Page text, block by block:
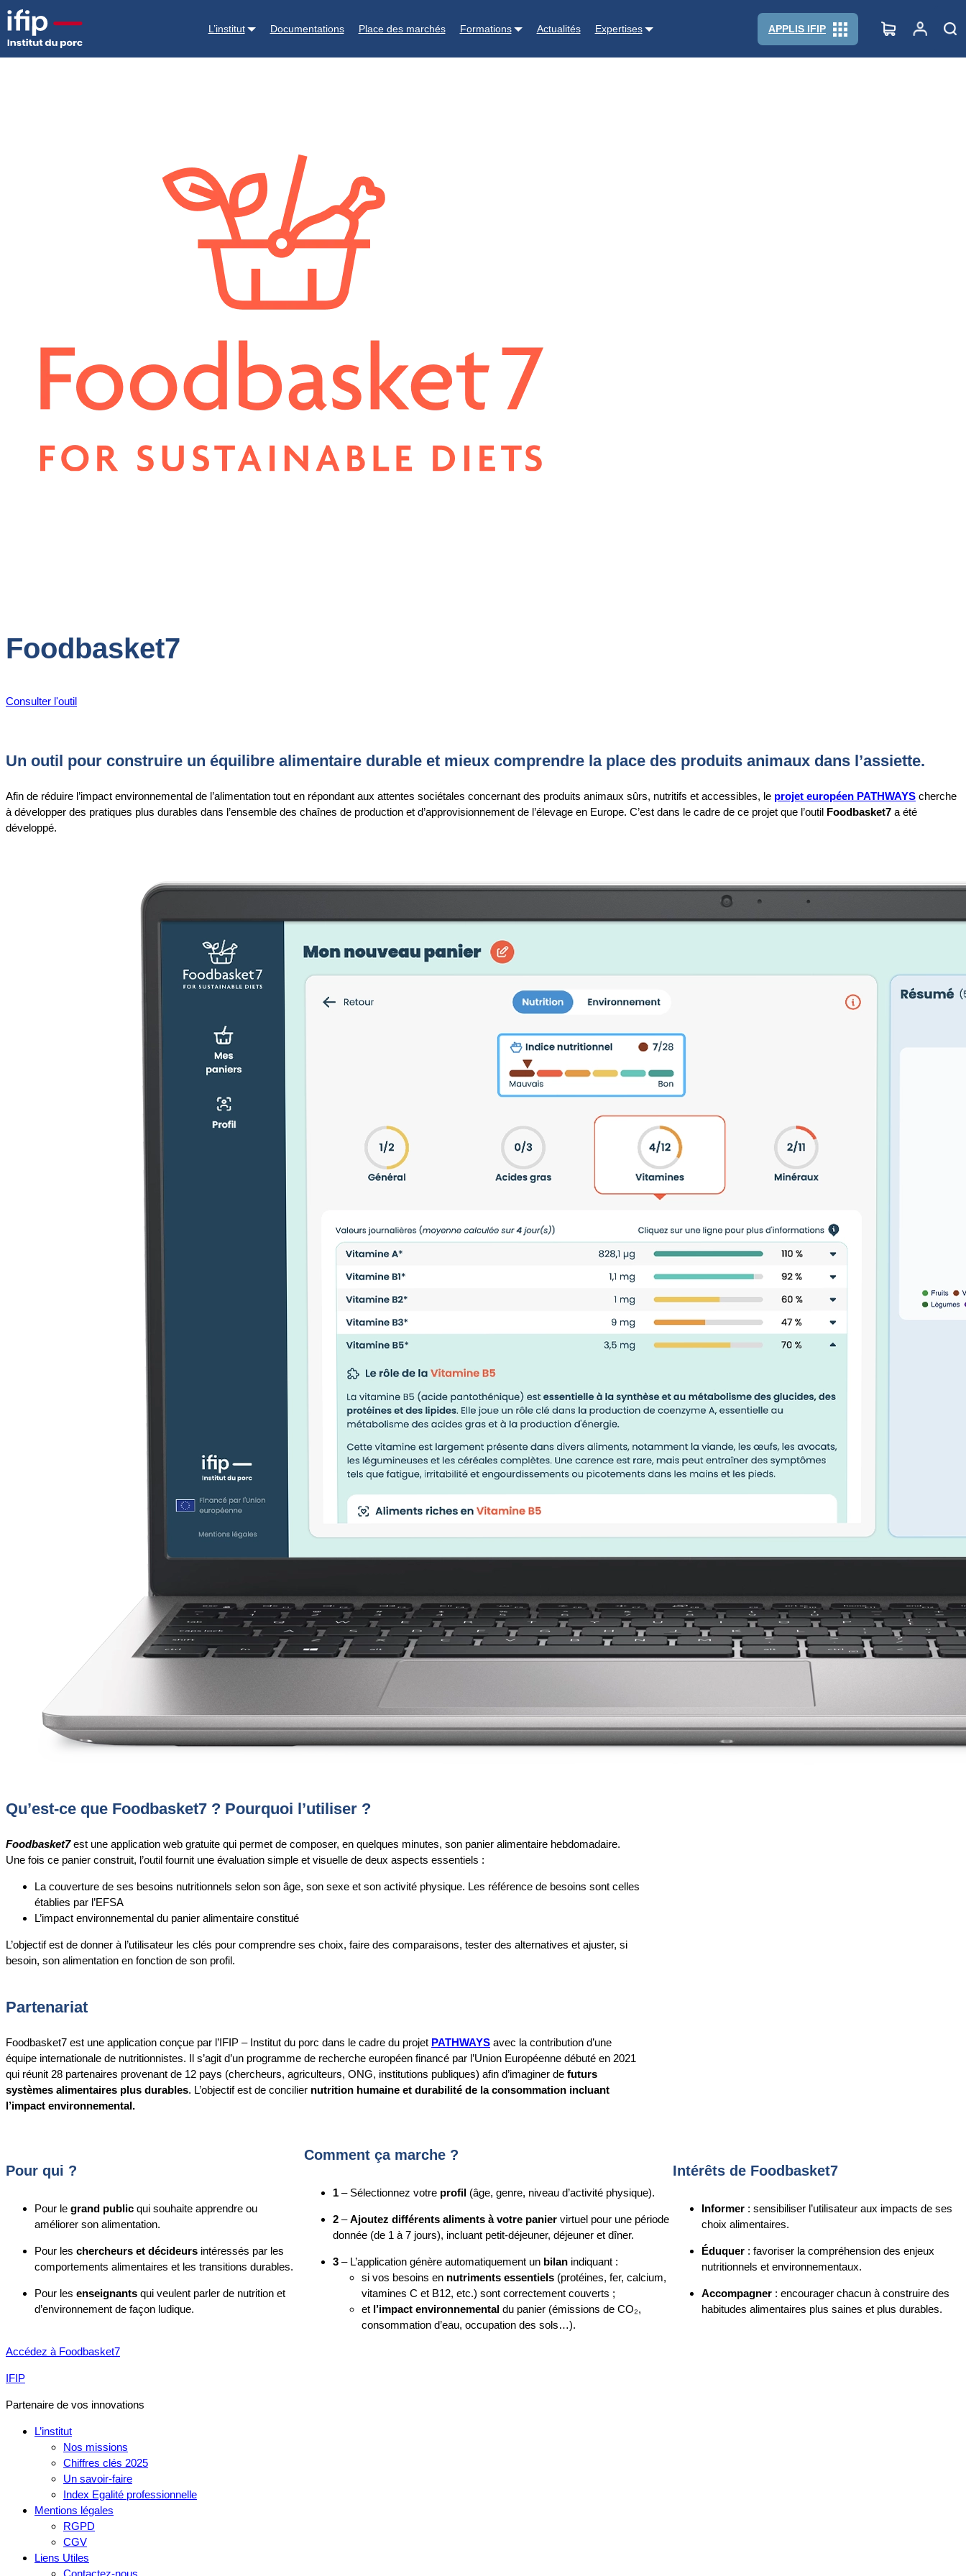
L’institut Documentations Place des marchés Formations Actualités Expertises APPLIS IFIP
Accueil Nos outils
Foodbasket7
Consulter l'outil
Un outil pour construire un équilibre alimentaire durable et mieux comprendre la place des produits animaux dans l’assiette.
Afin de réduire l’impact environnemental de l’alimentation tout en répondant aux attentes sociétales concernant des produits animaux sûrs, nutritifs et accessibles, le projet européen PATHWAYS cherche
à développer des pratiques plus durables dans l’ensemble des chaînes de production et d’approvisionnement de l’élevage en Europe. C’est dans le cadre de ce projet que l’outil Foodbasket7 a été
développé.
Qu’est-ce que Foodbasket7 ? Pourquoi l’utiliser ?
Foodbasket7est une application web gratuite qui permet de composer, en quelques minutes, son panier alimentaire hebdomadaire.
Une fois ce panier construit, l’outil fournit une évaluation simple et visuelle de deux aspects essentiels :
La couverture de ses besoins nutritionnels selon son âge, son sexe et son activité physique. Les référence de besoins sont celles
établies par l’EFSA
L’impact environnemental du panier alimentaire constitué
L’objectif est de donner à l’utilisateur les clés pour comprendre ses choix, faire des comparaisons, tester des alternatives et ajuster, si
besoin, son alimentation en fonction de son profil.
Partenariat
Foodbasket7 est une application conçue par l’IFIP – Institut du porc dans le cadre du projet PATHWAYS avec la contribution d’une
équipe internationale de nutritionnistes. Il s’agit d’un programme de recherche européen financé par l’Union Européenne débuté en 2021
qui réunit 28 partenaires provenant de 12 pays (chercheurs, agriculteurs, ONG, institutions publiques) afin d’imaginer de futurs
systèmes alimentaires plus durables. L’objectif est de concilier nutrition humaine et durabilité de la consommation incluant
l’impact environnemental.
Pour qui ?
Pour le grand public qui souhaite apprendre ou
améliorer son alimentation.
Pour les chercheurs et décideurs intéressés par les
comportements alimentaires et les transitions durables.
Pour les enseignants qui veulent parler de nutrition et
d’environnement de façon ludique.
Comment ça marche ?
1– Sélectionnez votre profil(âge, genre, niveau d’activité physique).
2–Ajoutez différents aliments à votre paniervirtuel pour une période
donnée (de 1 à 7 jours), incluant petit-déjeuner, déjeuner et dîner.
3– L’application génère automatiquement un bilanindiquant :
si vos besoins en nutriments essentiels(protéines, fer, calcium,
vitamines C et B12, etc.) sont correctement couverts ;
et l’impact environnementaldu panier (émissions de CO₂,
consommation d’eau, occupation des sols…).
Intérêts de Foodbasket7
Informer : sensibiliser l’utilisateur aux impacts de ses
choix alimentaires.
Éduquer : favoriser la compréhension des enjeux
nutritionnels et environnementaux.
Accompagner : encourager chacun à construire des
habitudes alimentaires plus saines et plus durables.
Accédez à Foodbasket7
IFIP
Partenaire de vos innovations
L’institut
Nos missions
Chiffres clés 2025
Un savoir-faire
Index Egalité professionnelle
Mentions légales
RGPD
CGV
Liens Utiles
Contactez-nous